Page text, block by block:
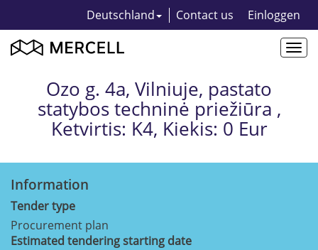
Deutschland Contact us Einloggen
Ozo g. 4a, Vilniuje, pastato
statybos techninė priežiūra ,
Ketvirtis: K4, Kiekis: 0 Eur
Information
Tender type
Procurement plan
Estimated tendering starting date